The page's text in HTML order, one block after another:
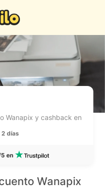
Wanapix y cashback en
2 días
en
Wanapix